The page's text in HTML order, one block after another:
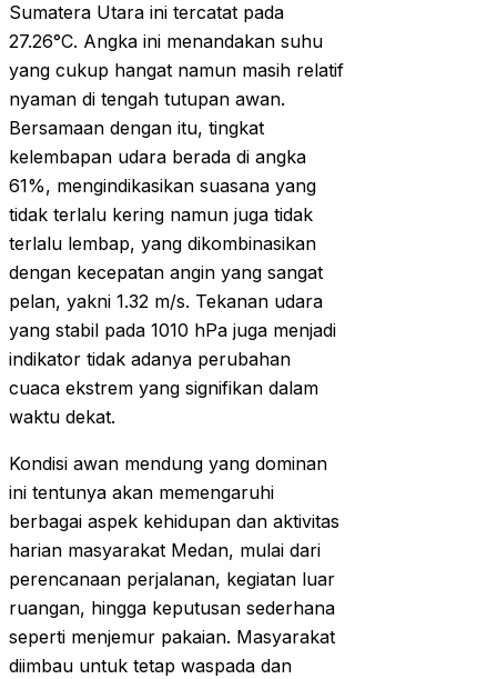
Sumatera Utara ini tercatat pada
27.26°C. Angka ini menandakan suhu
yang cukup hangat namun masih relatif
nyaman di tengah tutupan awan.
Bersamaan dengan itu, tingkat
kelembapan udara berada di angka
61%, mengindikasikan suasana yang
tidak terlalu kering namun juga tidak
terlalu lembap, yang dikombinasikan
dengan kecepatan angin yang sangat
pelan, yakni 1.32 m/s. Tekanan udara
yang stabil pada 1010 hPa juga menjadi
indikator tidak adanya perubahan
cuaca ekstrem yang signifikan dalam
waktu dekat.
Kondisi awan mendung yang dominan
ini tentunya akan memengaruhi
berbagai aspek kehidupan dan aktivitas
harian masyarakat Medan, mulai dari
perencanaan perjalanan, kegiatan luar
ruangan, hingga keputusan sederhana
seperti menjemur pakaian. Masyarakat
diimbau untuk tetap waspada dan